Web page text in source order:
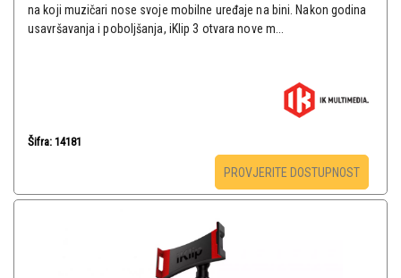
na koji muzičari nose svoje mobilne uređaje na bini. Nakon godina
usavršavanja i poboljšanja, iKlip 3 otvara nove m...
Šifra: 14181
PROVJERITE DOSTUPNOST